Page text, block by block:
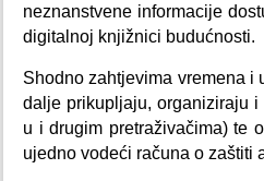
neznanstvene informacije
digitalnoj knjižnici budućnosti.
Shodno zahtjevima vremena
dalje prikupljaju, organiziraju
u i drugim pretraživačima) te
ujedno vodeći računa o zaštiti